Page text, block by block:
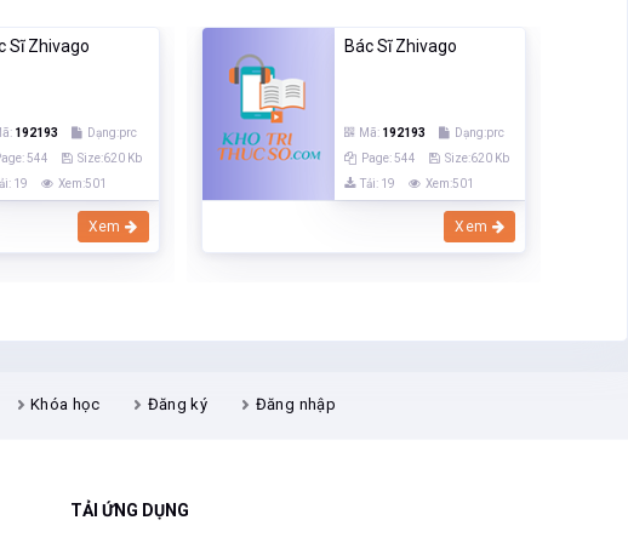
Sĩ Zhivago
192193
Dạng:prc
544
Size:620 Kb
Tải: 19
Xem:501
Xem
Bác Sĩ Zhivago
Mã: 192193
Dạng:prc
Page: 544
Size:620 Kb
Tải: 19
Xem:501
Xem
Khóa học Đăng ký Đăng nhập
TẢI ỨNG DỤNG